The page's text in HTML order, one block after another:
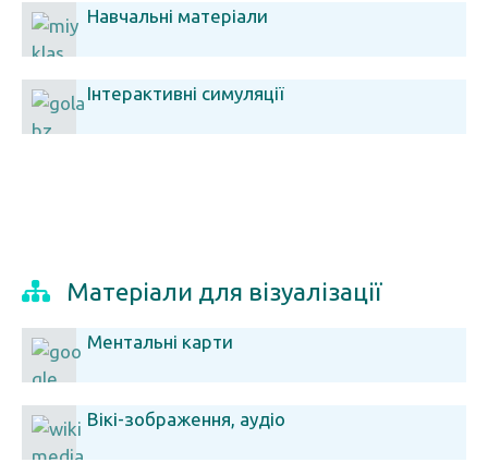
Навчальні матеріали
Інтерактивні симуляції
Матеріали для візуалізації
Ментальні карти
Вікі-зображення, аудіо